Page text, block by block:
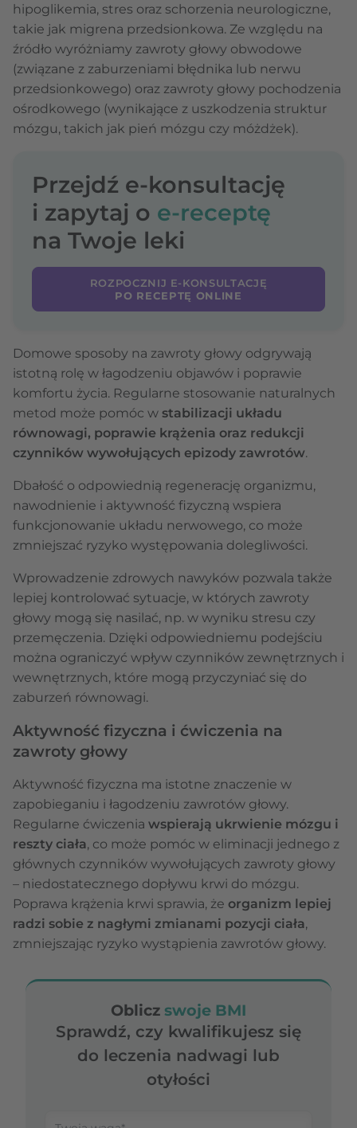
hipoglikemia, stres oraz schorzenia neurologiczne,
takie jak migrena przedsionkowa. Ze względu na
źródło wyróżniamy zawroty głowy obwodowe
(związane z zaburzeniami błędnika lub nerwu
przedsionkowego) oraz zawroty głowy pochodzenia
ośrodkowego (wynikające z uszkodzenia struktur
mózgu, takich jak pień mózgu czy móżdżek).
Przejdź e-konsultację
i zapytaj o e-receptę
na Twoje leki
ROZPOCZNIJ E-KONSULTACJĘ
PO RECEPTĘ ONLINE
Domowe sposoby na zawroty głowy odgrywają
istotną rolę w łagodzeniu objawów i poprawie
komfortu życia. Regularne stosowanie naturalnych
metod może pomóc w stabilizacji układu
równowagi, poprawie krążenia oraz redukcji
czynników wywołujących epizody zawrotów.
Dbałość o odpowiednią regenerację organizmu,
nawodnienie i aktywność fizyczną wspiera
funkcjonowanie układu nerwowego, co może
zmniejszać ryzyko występowania dolegliwości.
Wprowadzenie zdrowych nawyków pozwala także
lepiej kontrolować sytuacje, w których zawroty
głowy mogą się nasilać, np. w wyniku stresu czy
przemęczenia. Dzięki odpowiedniemu podejściu
można ograniczyć wpływ czynników zewnętrznych i
wewnętrznych, które mogą przyczyniać się do
zaburzeń równowagi.
Aktywność fizyczna i ćwiczenia na
zawroty głowy
Aktywność fizyczna ma istotne znaczenie w
zapobieganiu i łagodzeniu zawrotów głowy.
Regularne ćwiczenia wspierają ukrwienie mózgu i
reszty ciała, co może pomóc w eliminacji jednego z
głównych czynników wywołujących zawroty głowy
– niedostatecznego dopływu krwi do mózgu.
Poprawa krążenia krwi sprawia, że organizm lepiej
radzi sobie z nagłymi zmianami pozycji ciała,
zmniejszając ryzyko wystąpienia zawrotów głowy.
Oblicz swoje BMI
Sprawdź, czy kwalifikujesz się
do leczenia nadwagi lub
otyłości